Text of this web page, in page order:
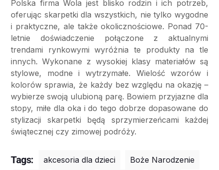
Polska firma Wola jest blisko rodzin i ich potrzeb,
oferując skarpetki dla wszystkich, nie tylko wygodne
i praktyczne, ale także okolicznościowe. Ponad 70-
letnie doświadczenie połączone z aktualnymi
trendami rynkowymi wyróżnia te produkty na tle
innych. Wykonane z wysokiej klasy materiałów są
stylowe, modne i wytrzymałe. Wielość wzorów i
kolorów sprawia, że każdy bez względu na okazję –
wybierze swoją ulubioną parę. Bowiem przyjazne dla
stopy, miłe dla oka i do tego dobrze dopasowane do
stylizacji skarpetki będą sprzymierzeńcami każdej
świątecznej czy zimowej podróży.
Tags: akcesoria dla dzieci
Boże Narodzenie